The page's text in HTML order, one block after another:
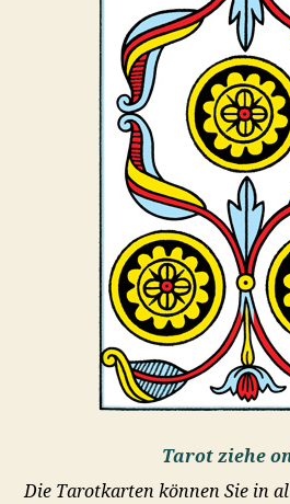
Tarot ziehe
Die Tarotkarten können Sie in